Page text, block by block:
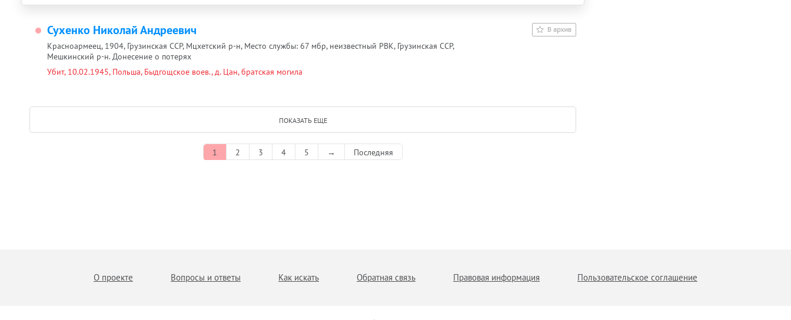
Сухенко Николай Андреевич
Красноармеец, 1904, Грузинская ССР, Мцхетский р-н, Место службы: 67 мбр, неизвестный РВК, Грузинская ССР,
Мешкинский р-н. Донесение о потерях
Убит, 10.02.1945, Польша, Быдгощское воев., д. Цан, братская могила
ПОКАЗАТЬ ЕЩЕ
1 2 3 4 5 → Последняя
О проекте Вопросы и ответы Как искать Обратная связь Правовая информация Пользовательское соглашение